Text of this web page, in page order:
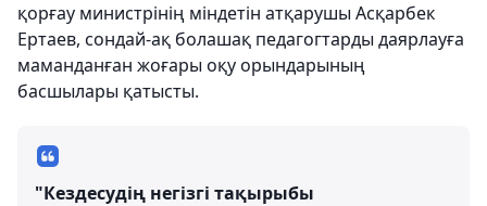
қорғау министрінің міндетін атқарушы Асқарбек
Ертаев, сондай-ақ болашақ педагогтарды даярлауға
маманданған жоғары оқу орындарының
басшылары қатысты.
"Кездесудің негізгі тақырыбы